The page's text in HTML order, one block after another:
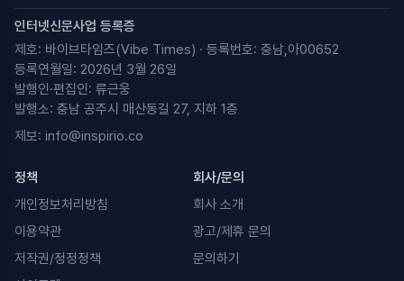
인터넷신문사업 등록증
제호: 바이브타임즈(Vibe Times) · 등록번호: 충남,아00652
등록연월일: 2026년 3월 26일
발행인·편집인: 류근웅
발행소: 충남 공주시 매산동길 27, 지하 1층
제보: info@inspirio.co
정책
개인정보처리방침
이용약관
저작권/정정정책
회사/문의
회사 소개
광고/제휴 문의
문의하기